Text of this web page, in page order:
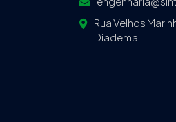
Rua Velhos
Diadema